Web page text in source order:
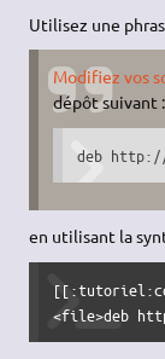
Utilisez une
Modifiez vos
dépôt suivant :
deb http://
en utilisant la
<file>deb